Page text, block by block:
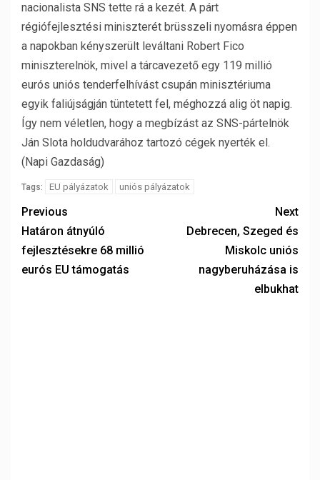
nacionalista SNS tette rá a kezét. A párt
régiófejlesztési miniszterét brüsszeli nyomásra éppen
a napokban kényszerült leváltani Robert Fico
miniszterelnök, mivel a tárcavezető egy 119 millió
eurós uniós tenderfelhívást csupán minisztériuma
egyik faliújságján tüntetett fel, méghozzá alig öt napig.
Így nem véletlen, hogy a megbízást az SNS-pártelnök
Ján Slota holdudvarához tartozó cégek nyerték el.
(Napi Gazdaság)
Tags: EU pályázatok uniós pályázatok
Previous
Határon átnyúló
fejlesztésekre 68 millió
eurós EU támogatás
Next
Debrecen, Szeged és
Miskolc uniós
nagyberuházása is
elbukhat